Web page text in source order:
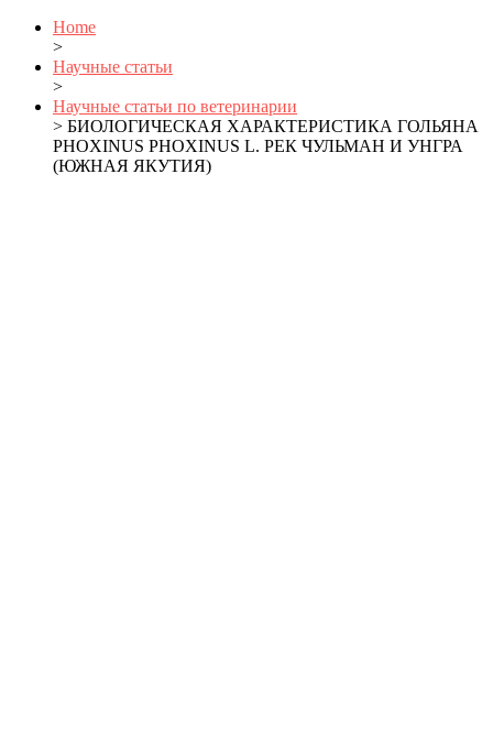
Home
>
Научные статьи
>
Научные статьи по ветеринарии
> БИОЛОГИЧЕСКАЯ ХАРАКТЕРИСТИКА ГОЛЬЯНА
PHOXINUS PHOXINUS L. РЕК ЧУЛЬМАН И УНГРА
(ЮЖНАЯ ЯКУТИЯ)